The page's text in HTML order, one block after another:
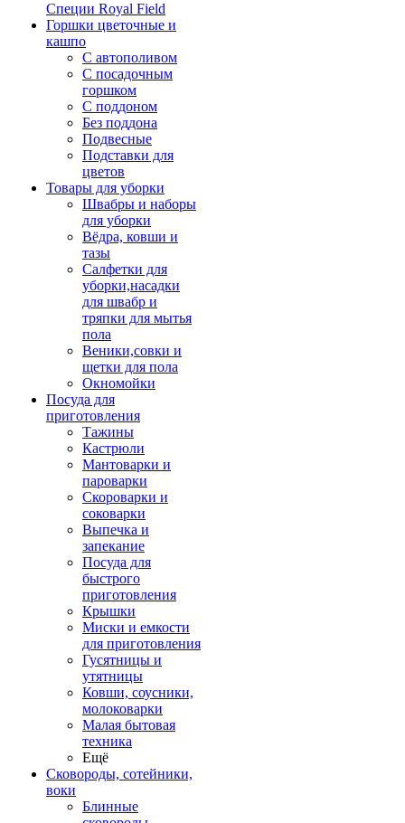
Специи Royal Field
Горшки цветочные и
кашпо
С автополивом
С посадочным
горшком
С поддоном
Без поддона
Подвесные
Подставки для
цветов
Товары для уборки
Швабры и наборы
для уборки
Вёдра, ковши и
тазы
Салфетки для
уборки,насадки
для швабр и
тряпки для мытья
пола
Веники,совки и
щетки для пола
Окномойки
Посуда для
приготовления
Тажины
Кастрюли
Мантоварки и
пароварки
Скороварки и
соковарки
Выпечка и
запекание
Посуда для
быстрого
приготовления
Крышки
Миски и емкости
для приготовления
Гусятницы и
утятницы
Ковши, соусники,
молоковарки
Малая бытовая
техника
Ещё
Сковороды, сотейники,
воки
Блинные